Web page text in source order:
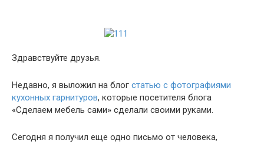
Здравствуйте друзья.
Недавно, я выложил на блог статью с фотографиями
кухонных гарнитуров, которые посетителя блога
«Сделаем мебель сами» сделали своими руками.
Сегодня я получил еще одно письмо от человека,